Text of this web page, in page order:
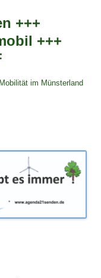
+++
+++
im Münsterland